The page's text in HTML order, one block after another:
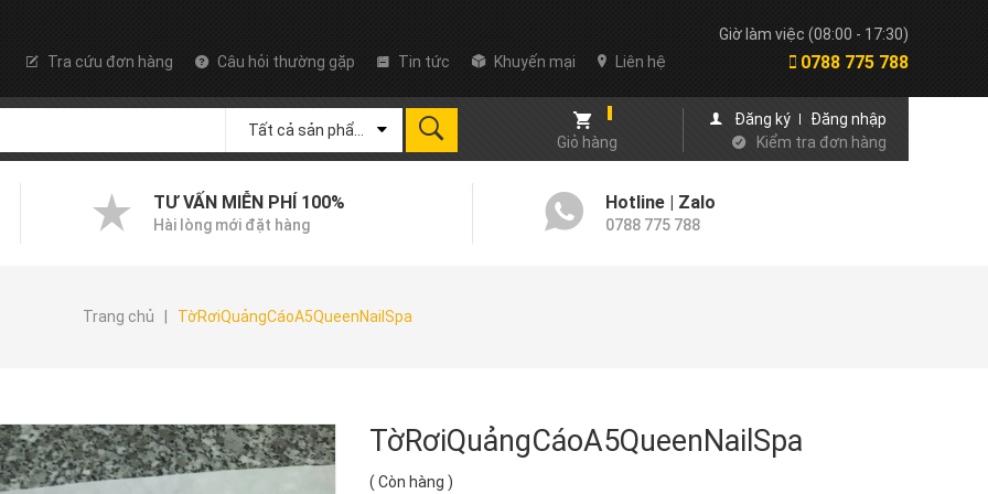
Tra cứu đơn hàng Câu hỏi thường gặp Tin tức Khuyến mại Liên hệ
Giờ làm việc (08:00 - 17:30)
0788 775 788
Giỏ hàng
Đăng ký
Đăng nhập
Kiểm tra đơn hàng
TƯ VẤN MIỄN PHÍ 100%
Hài lòng mới đặt hàng
Hotline | Zalo
0788 775 788
Trang chủ TờRơiQuảngCáoA5QueenNailSpa
TờRơiQuảngCáoA5QueenNailSpa
( Còn hàng )